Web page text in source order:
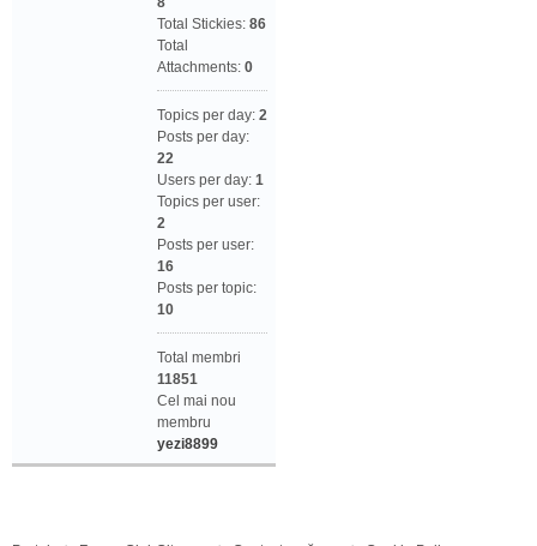
Total Stickies: 86
Total
Attachments: 0
Topics per day: 2
Posts per day:
22
Users per day: 1
Topics per user:
2
Posts per user:
16
Posts per topic:
10
Total membri
11851
Cel mai nou
membru
yezi8899